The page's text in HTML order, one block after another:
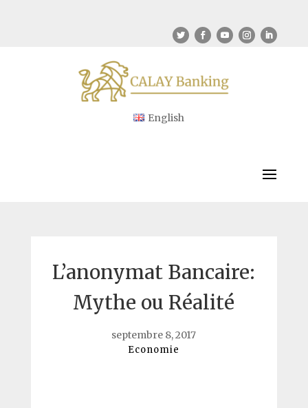
English
L’anonymat Bancaire:
Mythe ou Réalité
septembre 8, 2017
Economie